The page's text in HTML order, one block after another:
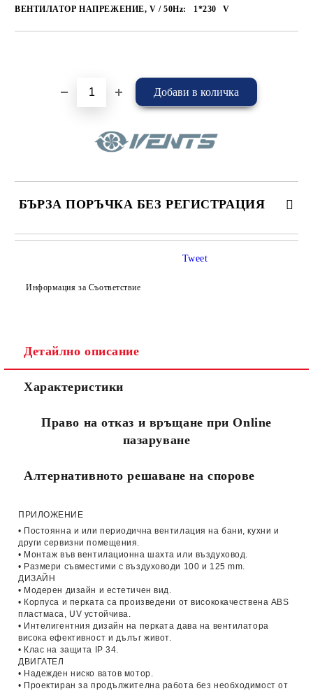
ВЕНТИЛАТОР НАПРЕЖЕНИЕ, V / 50Hz: 1*230 V
БЪРЗА ПОРЪЧКА БЕЗ РЕГИСТРАЦИЯ
САМО ПОПЪЛНЕТЕ 4 ПОЛЕТА
Съгласен съм сПолитиката за лични данни
Ние ще се свържем с вас в рамките на работния ден.
Информация за Съответствие
Tweet
Детайлно описание
Характеристики
Право на отказ и връщане при Online
пазаруване
Алтернативното решаване на спорове
ПРИЛОЖЕНИЕ
• Постоянна и или периодична вентилация на бани, кухни и
други сервизни помещения.
• Монтаж във вентилационна шахта или въздуховод.
• Размери съвместими с въздуховоди 100 и 125 mm.
ДИЗАЙН
• Модерен дизайн и естетичен вид.
• Корпуса и перката са произведени от висококачествена ABS
пластмаса, UV устойчива.
• Интелигентния дизайн на перката дава на вентилатора
висока ефективност и дълъг живот.
• Клас на защита IP 34.
ДВИГАТЕЛ
• Надежден ниско ватов мотор.
• Проектиран за продължителна работа без необходимост от